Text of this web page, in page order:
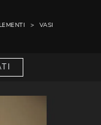
> VASI